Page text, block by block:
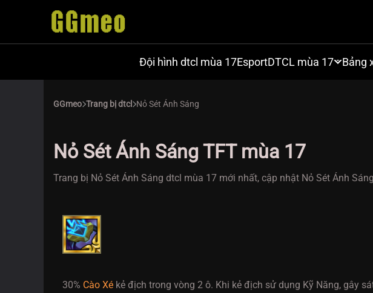
Đội hình dtcl mùa 17EsportDTCL mùa 17 Bảng
GGmeo Trang bị dtcl Nỏ Sét Ánh Sáng
Nỏ Sét Ánh Sáng TFT mùa 17
Trang bị Nỏ Sét Ánh Sáng dtcl mùa 17 mới nhất, cập nhật Nỏ Sét Ánh
30% Cào Xé kẻ địch trong vòng 2 ô. Khi kẻ địch sử dụng Kỹ Năng, gây